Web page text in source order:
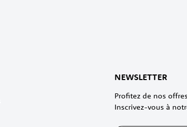
NEWSLETTER
Profitez de nos
Inscrivez-vous à